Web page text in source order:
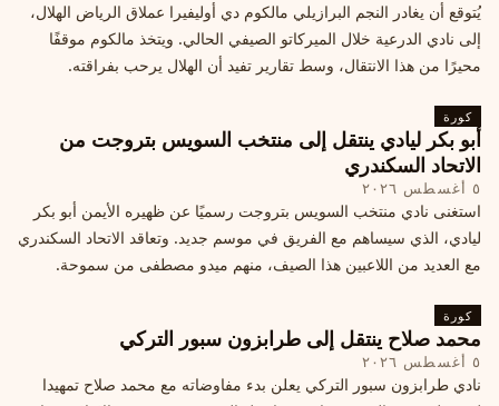
يُتوقع أن يغادر النجم البرازيلي مالكوم دي أوليفيرا عملاق الرياض الهلال،
إلى نادي الدرعية خلال الميركاتو الصيفي الحالي. ويتخذ مالكوم موقفًا
محيرًا من هذا الانتقال، وسط تقارير تفيد أن الهلال يرحب بفراقته.
كورة
أبو بكر ليادي ينتقل إلى منتخب السويس بتروجت من
الاتحاد السكندري
٥ أغسطس ٢٠٢٦
استغنى نادي منتخب السويس بتروجت رسميًا عن ظهيره الأيمن أبو بكر
ليادي، الذي سيساهم مع الفريق في موسم جديد. وتعاقد الاتحاد السكندري
مع العديد من اللاعبين هذا الصيف، منهم ميدو مصطفى من سموحة.
كورة
محمد صلاح ينتقل إلى طرابزون سبور التركي
٥ أغسطس ٢٠٢٦
نادي طرابزون سبور التركي يعلن بدء مفاوضاته مع محمد صلاح تمهيدا